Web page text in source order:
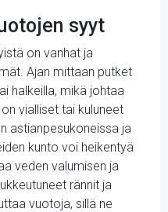
syyt
on vanhat ja
Ajan mittaan putket
halkeilla, mikä johtaa
vialliset tai kuluneet
astianpesukoneissa ja
kunto voi heikentyä
veden valumisen ja
rännit ja
vuotoja, sillä ne